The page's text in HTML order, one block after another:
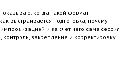
когда такой формат
выстраивается подготовка, почему
и за счет чего сама сессия
закрепление и корректировку